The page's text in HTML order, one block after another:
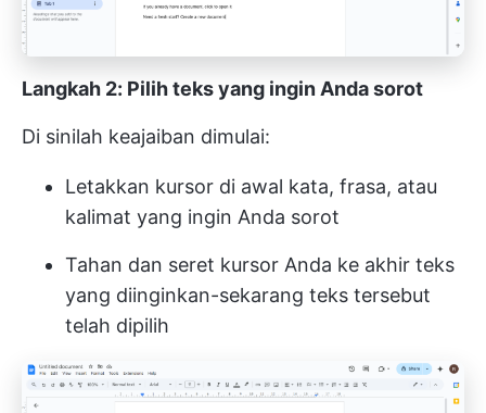
Langkah 2: Pilih teks yang ingin Anda sorot
Di sinilah keajaiban dimulai:
Letakkan kursor di awal kata, frasa, atau
kalimat yang ingin Anda sorot
Tahan dan seret kursor Anda ke akhir teks
yang diinginkan-sekarang teks tersebut
telah dipilih